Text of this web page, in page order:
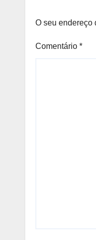
O seu endereço
Comentário *